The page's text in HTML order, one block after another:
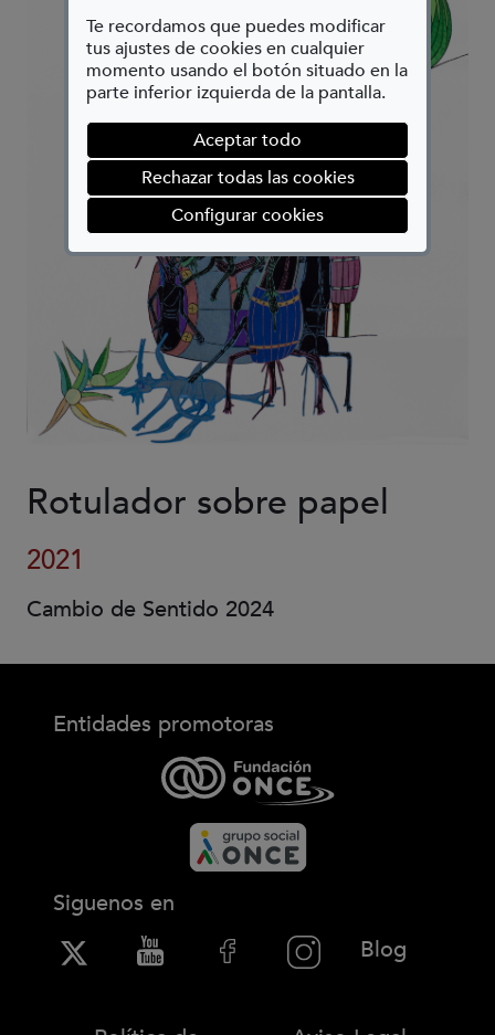
Te recordamos que puedes modificar
tus ajustes de cookies en cualquier
momento usando el botón situado en la
parte inferior izquierda de la pantalla.
Aceptar todo
Rechazar todas las cookies
Configurar cookies(abre en ventana
Rotulador sobre papel
2021
Cambio de Sentido 2024
Entidades promotoras
Siguenos en
Blog